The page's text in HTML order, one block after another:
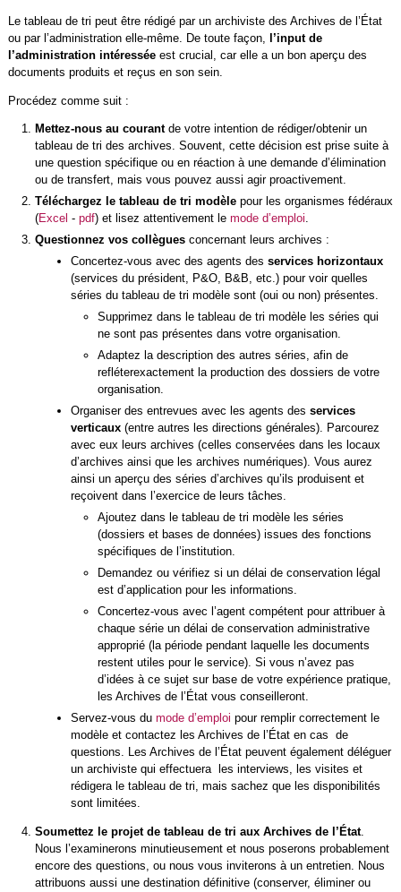
Le tableau de tri peut être rédigé par un archiviste des Archives de l’État
ou par l’administration elle-même. De toute façon,
l’input de
l’administration intéresséeest crucial, car elle a un bon aperçu des
documents produits et reçus en son sein.
Procédez comme suit :
Mettez-nous au courant de votre intention de rédiger/obtenir un
tableau de tri des archives. Souvent, cette décision est prise suite à
une question spécifique ou en réaction à une demande d’élimination
ou de transfert, mais vous pouvez aussi agir proactivement.
Téléchargez le tableau de tri modèle pour les organismes fédéraux
(Excel - pdf) et lisez attentivement le mode d’emploi.
Questionnez vos collègues concernant leurs archives :
Concertez-vous avec des agents des services horizontaux
(services du président, P&O, B&B, etc.) pour voir quelles
séries du tableau de tri modèle sont (oui ou non) présentes.
Supprimez dans le tableau de tri modèle les séries qui
ne sont pas présentes dans votre organisation.
Adaptez la description des autres séries, afin de
refléterexactement la production des dossiers de votre
organisation.
Organiser des entrevues avec les agents des services
verticaux(entre autres les directions générales). Parcourez
avec eux leurs archives (celles conservées dans les locaux
d’archives ainsi que les archives numériques). Vous aurez
ainsi un aperçu des séries d’archives qu’ils produisent et
reçoivent dans l’exercice de leurs tâches.
Ajoutez dans le tableau de tri modèle les séries
(dossiers et bases de données) issues des fonctions
spécifiques de l’institution.
Demandez ou vérifiez si un délai de conservation légal
est d’application pour les informations.
Concertez-vous avec l’agent compétent pour attribuer à
chaque série un délai de conservation administrative
approprié (la période pendant laquelle les documents
restent utiles pour le service). Si vous n’avez pas
d’idées à ce sujet sur base de votre expérience pratique,
les Archives de l’État vous conseilleront.
Servez-vous du mode d’emploi pour remplir correctement le
modèle et contactez les Archives de l’État en cas de
questions. Les Archives de l’État peuvent également déléguer
un archiviste qui effectuera les interviews, les visites et
rédigera le tableau de tri, mais sachez que les disponibilités
sont limitées.
Soumettez le projet de tableau de tri aux Archives de l’État.
Nous l’examinerons minutieusement et nous poserons probablement
encore des questions, ou nous vous inviterons à un entretien. Nous
attribuons aussi une destination définitive (conserver, éliminer ou